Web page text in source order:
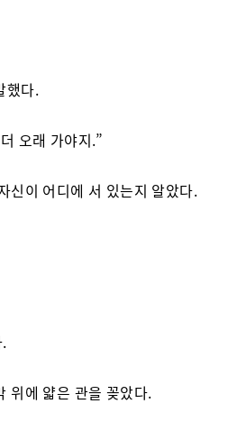
했다.
오래 가야지.”
신이 어디에 서 있는지 알았다.
위에 얇은 관을 꽂았다.